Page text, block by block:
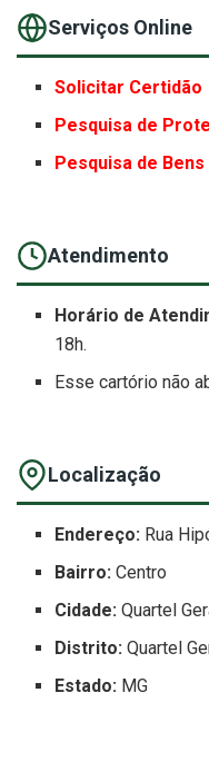
Serviços Online
Solicitar Certidão
Pesquisa de
Pesquisa de Bens
Atendimento
Horário de
18h.
Esse cartório não
Localização
Endereço: Rua
Bairro: Centro
Cidade: Quartel
Distrito: Quartel
Estado: MG